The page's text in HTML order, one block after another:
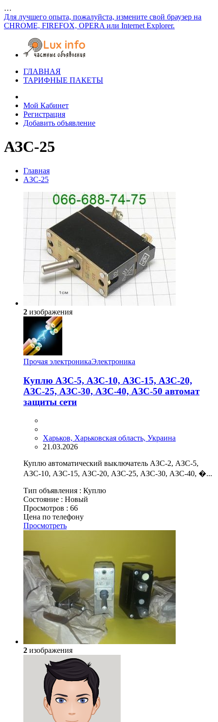
…
Для лучшего опыта, пожалуйста, измените свой браузер на
CHROME, FIREFOX, OPERA или Internet Explorer.
ГЛАВНАЯ
ТАРИФНЫЕ ПАКЕТЫ
Мой Кабинет
Регистрация
Добавить объявление
АЗС-25
Главная
АЗС-25
2 изображения
Прочая электроникаЭлектроника
Куплю АЗС-5, АЗС-10, АЗС-15, АЗС-20,
АЗС-25, АЗС-30, АЗС-40, АЗС-50 автомат
защиты сети
Харьков, Харьковская область, Украина
21.03.2026
Куплю автоматический выключатель АЗС-2, АЗС-5,
АЗС-10, АЗС-15, АЗС-20, АЗС-25, АЗС-30, АЗС-40, �...
Тип объявления : Куплю
Состояние : Новый
Просмотров : 66
Цена по телефону
Просмотреть
2 изображения